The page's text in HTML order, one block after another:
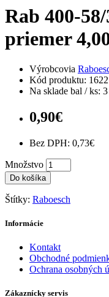
Rab 400-
priemer
Výrobcovia
Kód produktu: 1622
Na sklade bal / ks: 3
0,90€
Bez DPH: 0,73€
Množstvo
Do košíka
Štítky: Raboesch
Informácie
Kontakt
Obchodné
Ochrana osobných
Zákaznícky servis